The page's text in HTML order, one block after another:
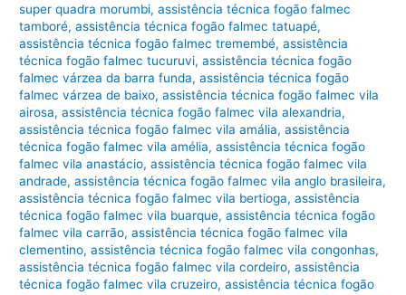
super quadra morumbi,assistência técnica fogão falmec
tamboré,assistência técnica fogão falmec tatuapé,
assistência técnica fogão falmec tremembé,assistência
técnica fogão falmec tucuruvi,assistência técnica fogão
falmec várzea da barra funda,assistência técnica fogão
falmec várzea de baixo,assistência técnica fogão falmec vila
airosa,assistência técnica fogão falmec vila alexandria,
assistência técnica fogão falmec vila amália,assistência
técnica fogão falmec vila amélia,assistência técnica fogão
falmec vila anastácio,assistência técnica fogão falmec vila
andrade,assistência técnica fogão falmec vila anglo brasileira,
assistência técnica fogão falmec vila bertioga,assistência
técnica fogão falmec vila buarque,assistência técnica fogão
falmec vila carrão,assistência técnica fogão falmec vila
clementino,assistência técnica fogão falmec vila congonhas,
assistência técnica fogão falmec vila cordeiro,assistência
técnica fogão falmec vila cruzeiro,assistência técnica fogão